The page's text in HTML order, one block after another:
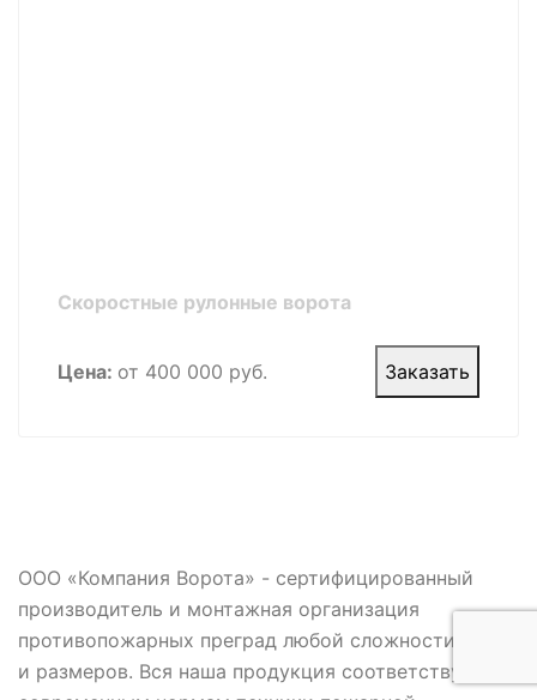
Скоростные рулонные ворота
Цена: от 400 000 руб. Заказать
ООО «Компания Ворота» - сертифицированный
производитель и монтажная организация
противопожарных преград любой сложности, форм
и размеров. Вся наша продукция соответствует